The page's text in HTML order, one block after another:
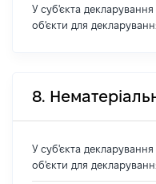
У суб'єкта декларування
об'єкти для
8.
У суб'єкта декларування
об'єкти для